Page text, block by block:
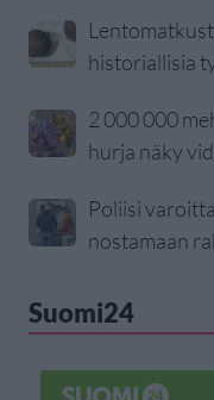
historiallisia
2 000 000
hurja näky
Poliisi
nostamaan
Suomi24